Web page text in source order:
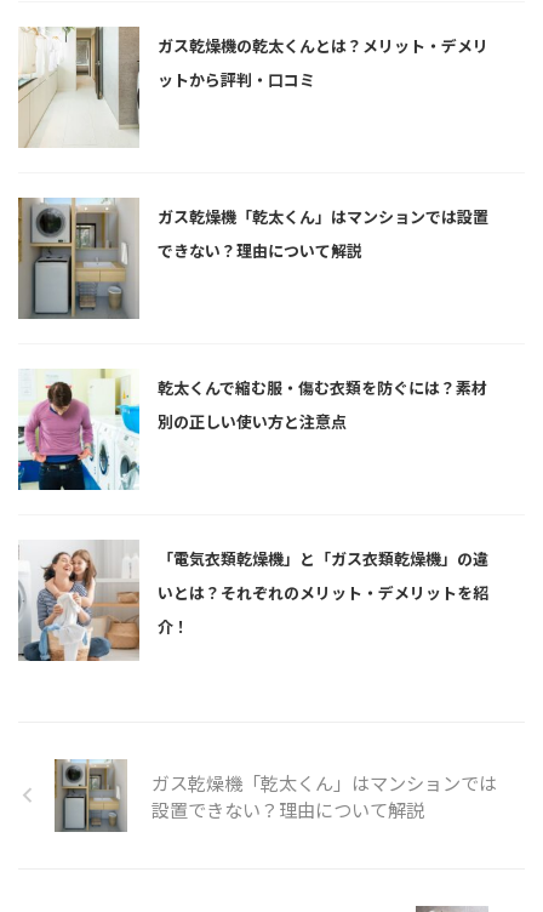
ガス乾燥機の乾太くんとは？メリット・デメリ
ットから評判・口コミ
ガス乾燥機「乾太くん」はマンションでは設置
できない？理由について解説
乾太くんで縮む服・傷む衣類を防ぐには？素材
別の正しい使い方と注意点
「電気衣類乾燥機」と「ガス衣類乾燥機」の違
いとは？それぞれのメリット・デメリットを紹
介！
ガス乾燥機「乾太くん」はマンションでは
設置できない？理由について解説